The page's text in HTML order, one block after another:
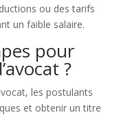
ou des tarifs
un faible salaire.
pour
?
les postulants
et obtenir un titre